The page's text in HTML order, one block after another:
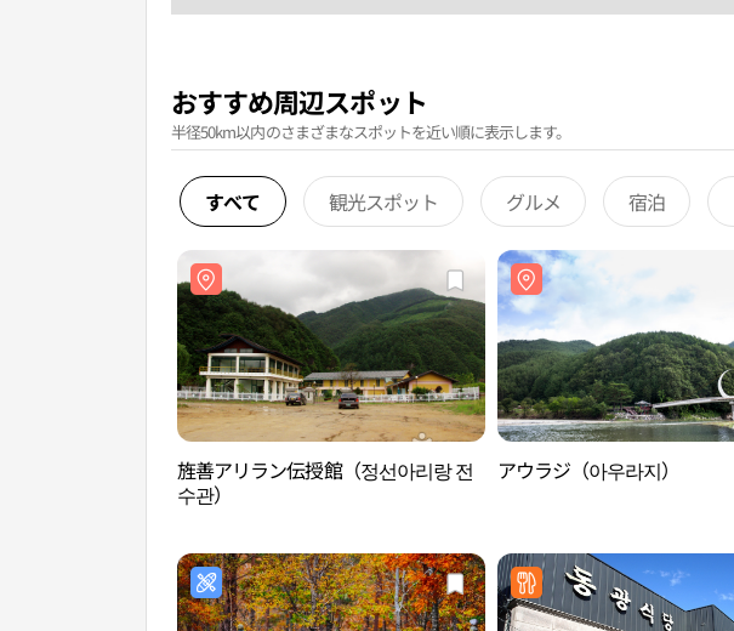
おすすめ周辺スポット
半径50km以内のさまざまなスポットを近い順に表示します。
すべて 観光スポット グルメ 宿泊
旌善アリラン伝授館（정선아리랑 전
수관）
アウラジ（아우라지）